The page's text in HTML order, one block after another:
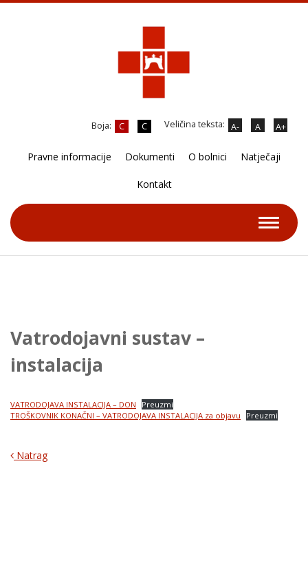
C C
Boja: A- A A+
Veličina teksta:
Pravne informacije Dokumenti O bolnici Natječaji
Kontakt
Vatrodojavni sustav –
instalacija
VATRODOJAVA INSTALACIJA – DON
Preuzmi
TROŠKOVNIK KONAČNI – VATRODOJAVA INSTALACIJA za objavu
Preuzmi
Natrag